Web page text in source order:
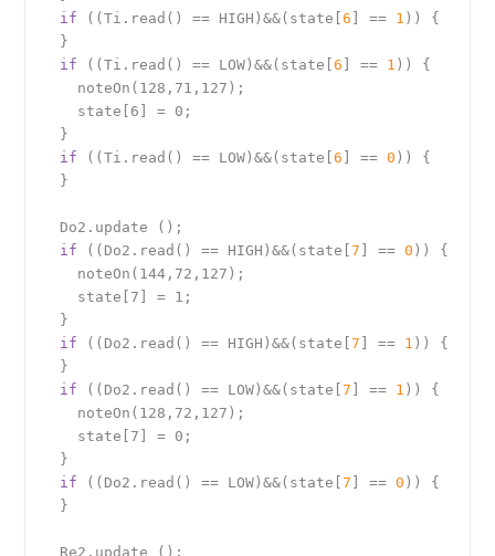
if ((Ti.read() == HIGH)&&(state[ 6 ] == 1 )) {
  }
if ((Ti.read() == LOW)&&(state[ 6 ] == 1 )) {
    noteOn(128,71,127);
    state[6] = 0;
  }
if ((Ti.read() == LOW)&&(state[ 6 ] == 0 )) {
  }
  Do2.update ();
if ((Do2.read() == HIGH)&&(state[ 7 ] == 0 )) {
    noteOn(144,72,127);
    state[7] = 1;
  }
if ((Do2.read() == HIGH)&&(state[ 7 ] == 1 )) {
  }
if ((Do2.read() == LOW)&&(state[ 7 ] == 1 )) {
    noteOn(128,72,127);
    state[7] = 0;
  }
if ((Do2.read() == LOW)&&(state[ 7 ] == 0 )) {
  }
  Re2.update ();